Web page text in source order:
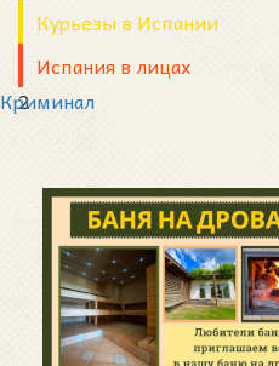
Курьезы в Испании
Испания в лицах
Криминал
2